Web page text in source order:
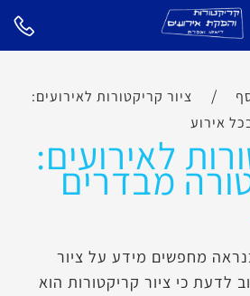
/
ציור קריקטורות לאירועים:
אירוע
לאירועים:
מבדרים
מחפשים מידע על ציור
לדעת כי ציור קריקטורות הוא